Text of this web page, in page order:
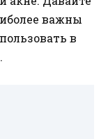
важны
в